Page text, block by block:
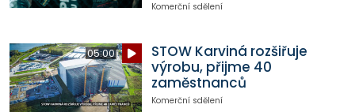
Komerční sdělení
05:00
STOW Karviná rozšiřuje
výrobu, přijme 40
zaměstnanců
Komerční sdělení